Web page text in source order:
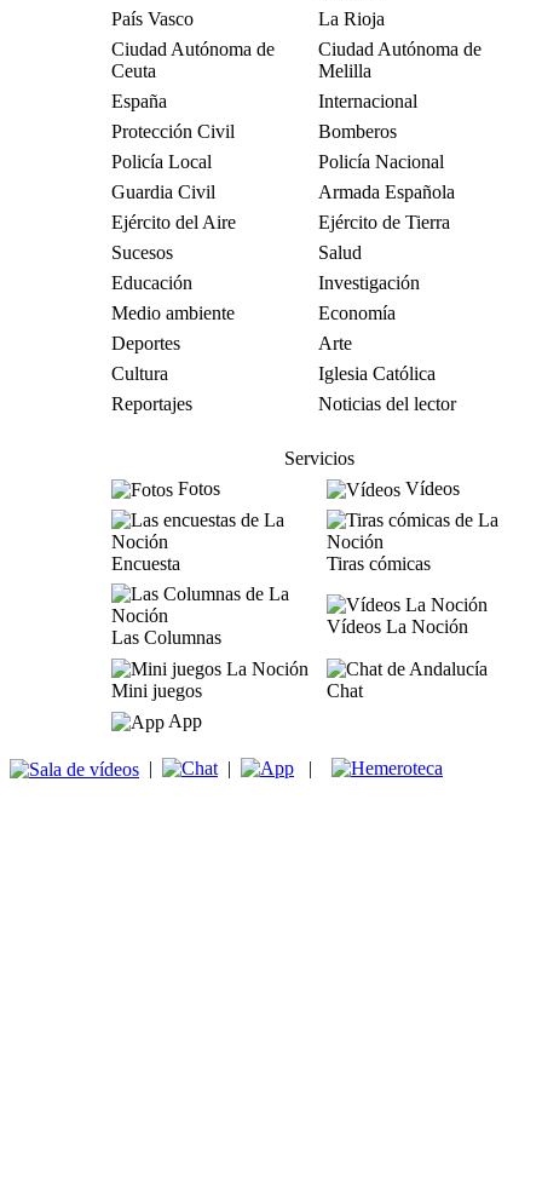
País Vasco
La Rioja
Ciudad Autónoma de
Ceuta
Ciudad Autónoma de
Melilla
España
Internacional
Protección Civil
Bomberos
Policía Local
Policía Nacional
Guardia Civil
Armada Española
Ejército del Aire
Ejército de Tierra
Sucesos
Salud
Educación
Investigación
Medio ambiente
Economía
Deportes
Arte
Cultura
Iglesia Católica
Reportajes
Noticias del lector
Servicios
Fotos
Vídeos
Encuesta Tiras cómicas
Las Columnas
Vídeos La Noción
Mini juegos
Chat
App
| | |